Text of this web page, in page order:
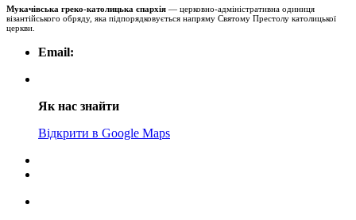
Мукачівська греко-католицька єпархія — церковно-адміністративна одиниця
візантійського обряду, яка підпорядковується напряму Святому Престолу католицької
церкви.
Email:
Як нас знайти
Відкрити в Google Maps